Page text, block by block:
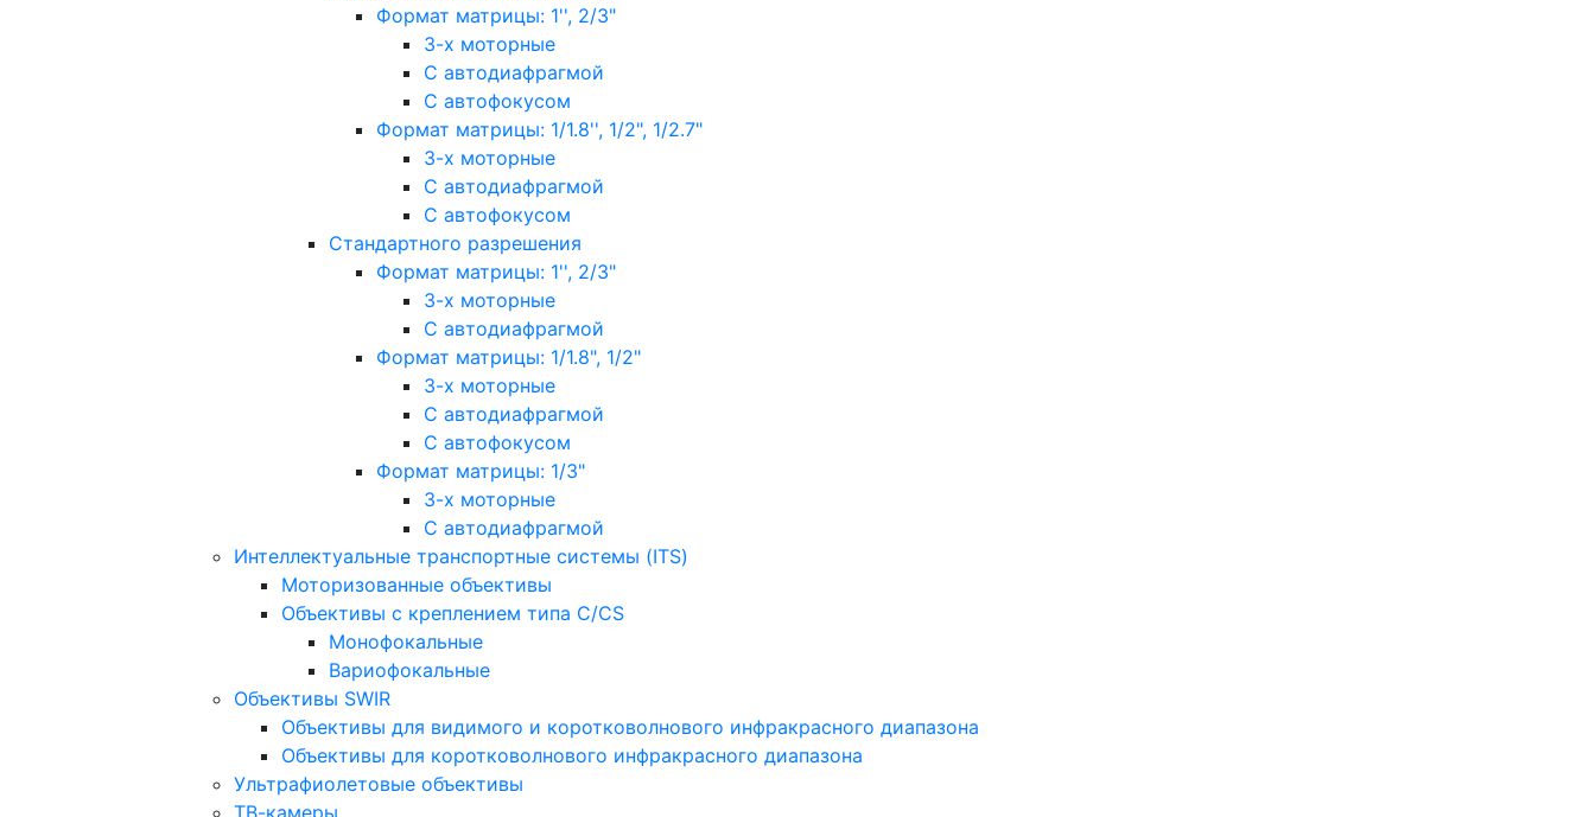
Формат матрицы: 1'', 2/3"
3-х моторные
С автодиафрагмой
С автофокусом
Формат матрицы: 1/1.8'', 1/2", 1/2.7"
3-х моторные
С автодиафрагмой
С автофокусом
Стандартного разрешения
Формат матрицы: 1'', 2/3"
3-х моторные
С автодиафрагмой
Формат матрицы: 1/1.8", 1/2"
3-х моторные
С автодиафрагмой
С автофокусом
Формат матрицы: 1/3"
3-х моторные
С автодиафрагмой
Интеллектуальные транспортные системы (ITS)
Моторизованные объективы
Объективы с креплением типа C/CS
Монофокальные
Вариофокальные
Объективы SWIR
Объективы для видимого и коротковолнового инфракрасного диапазона
Объективы для коротковолнового инфракрасного диапазона
Ультрафиолетовые объективы
ТВ-камеры